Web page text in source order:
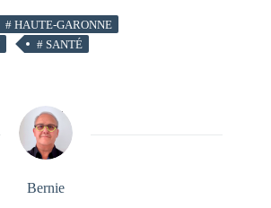
# HAUTE-GARONNE
# SANTÉ
Bernie